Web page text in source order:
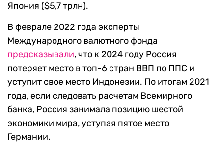
Япония ($5,7 трлн).
В феврале 2022 года эксперты
Международного валютного фонда
предсказывали, что к 2024 году Россия
потеряет место в топ-6 стран ВВП по ППС и
уступит свое место Индонезии. По итогам 2021
года, если следовать расчетам Всемирного
банка, Россия занимала позицию шестой
экономики мира, уступая пятое место
Германии.